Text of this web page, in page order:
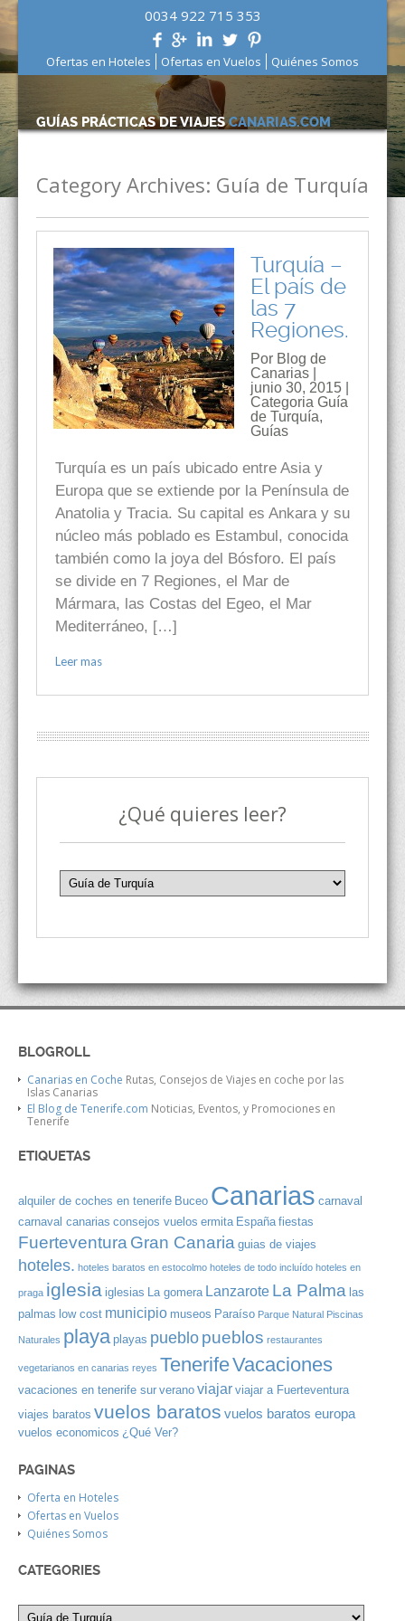
0034 922 715 353
Ofertas en Hoteles Ofertas en Vuelos Quiénes Somos
GUÍAS PRÁCTICAS DE VIAJESCANARIAS.COM
Category Archives: Guía de Turquía
Turquía –
El país de
las 7
Regiones.
Por Blog de
Canarias |
junio 30, 2015 |
Categoria Guía
de Turquía,
Guías
Turquía es un país ubicado entre Asia y
Europa que se extiende por la Península de
Anatolia y Tracia. Su capital es Ankara y su
núcleo más poblado es Estambul, conocida
también como la joya del Bósforo. El país
se divide en 7 Regiones, el Mar de
Mármara, las Costas del Egeo, el Mar
Mediterráneo, […]
Leer mas
¿Qué quieres leer?
BLOGROLL
Canarias en Coche Rutas, Consejos de Viajes en coche por las
Islas Canarias
El Blog de Tenerife.com Noticias, Eventos, y Promociones en
Tenerife
ETIQUETAS
alquiler de coches en tenerife Buceo Canarias carnaval
carnaval canarias consejos vuelos ermita España fiestas
Fuerteventura Gran Canaria guias de viajes
hoteles. hoteles baratos en estocolmo hoteles de todo incluído hoteles en
praga iglesia iglesias La gomera Lanzarote La Palma las
palmas low cost municipio museos Paraíso Parque Natural Piscinas
Naturales playa playas pueblo pueblos restaurantes
vegetarianos en canarias reyes TenerifeVacaciones
vacaciones en tenerife sur verano viajar viajar a Fuerteventura
viajes baratos vuelos baratos vuelos baratos europa
vuelos economicos ¿Qué Ver?
PAGINAS
Oferta en Hoteles
Ofertas en Vuelos
Quiénes Somos
CATEGORIES